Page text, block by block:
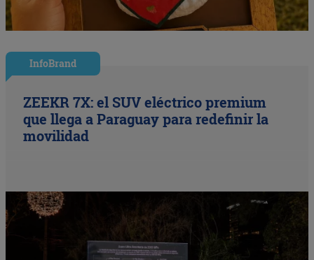
InfoBrand
ZEEKR 7X: el SUV eléctrico premium
que llega a Paraguay para redefinir la
movilidad